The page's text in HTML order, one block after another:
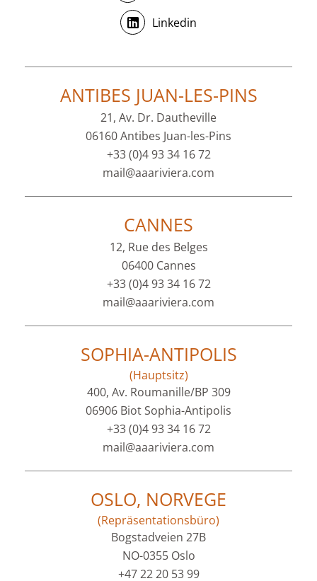
Linkedin
ANTIBES JUAN-LES-PINS
21, Av. Dr. Dautheville
06160 Antibes Juan-les-Pins
+33 (0)4 93 34 16 72
mail@aaariviera.com
CANNES
12, Rue des Belges
06400 Cannes
+33 (0)4 93 34 16 72
mail@aaariviera.com
SOPHIA-ANTIPOLIS
(Hauptsitz)
400, Av. Roumanille/BP 309
06906 Biot Sophia-Antipolis
+33 (0)4 93 34 16 72
mail@aaariviera.com
OSLO, NORVEGE
(Repräsentationsbüro)
Bogstadveien 27B
NO-0355 Oslo
+47 22 20 53 99